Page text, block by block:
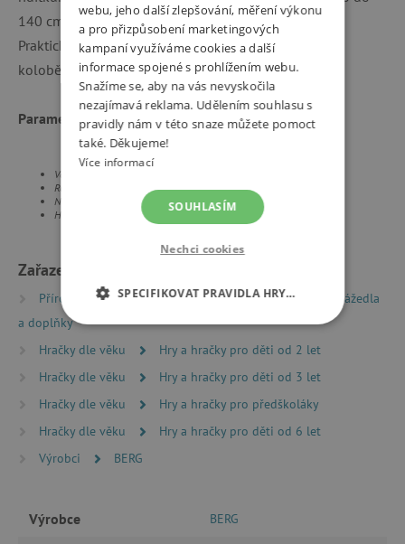
140 cm. Brzda je ergonomická a snadno ovladatelná.
Praktický skládací mechanismus umožňuje složení
koloběžky jediným kliknutím.
Parametry:
Věk: od 2 let
Rozměry: 60 × 32 × 83 cm
Nosnost: 50 kg
Hmotnost: 3,4 kg
Zařazeno v kategoriích
Příroda a sport Sportovní hry
Koloběžky, odrážedla
a doplňky
Hračky dle věku
Hry a hračky pro děti od 2 let
Hračky dle věku
Hry a hračky pro děti od 3 let
Hračky dle věku
Hry a hračky pro předškoláky
Hračky dle věku
Hry a hračky pro děti od 6 let
Výrobci
BERG
Výrobce BERG
webu, jeho další zlepšování, měření výkonu
a pro přizpůsobení marketingových
kampaní využíváme cookies a další
informace spojené s prohlížením webu.
Snažíme se, aby na vás nevyskočila
nezajímavá reklama. Udělením souhlasu s
pravidly nám v této snaze můžete pomoct
také. Děkujeme!
Více informací
SOUHLASÍM
Nechci cookies
SPECIFIKOVAT PRAVIDLA HRY…
ANALYTICKÉ COOKIES
FUNKČNÍ SOUBORY